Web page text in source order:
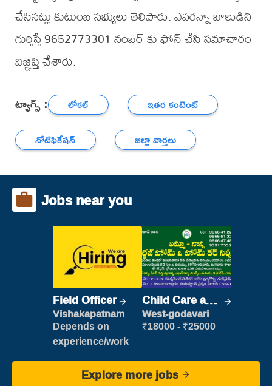
చేసినట్లు కుటుంబ సభ్యులు తెలిపారు. ఎవరన్నా బాలుడిని
గుర్తిస్తే 9652773301 నంబర్ కు ఫోన్ చేసి సమాచారం
విజ్ఞప్తి చేశారు.
ట్యాగ్స్ : లోకల్
ఇతర కంటెంట్
నోటిఫికేషన్
జిల్లా వార్తలు
Jobs near you
Field Officer
Vishakapatnam
Depends on
experience/work
Child Care and
Patient care
West-godavari
₹18000 - ₹25000
Explore more jobs